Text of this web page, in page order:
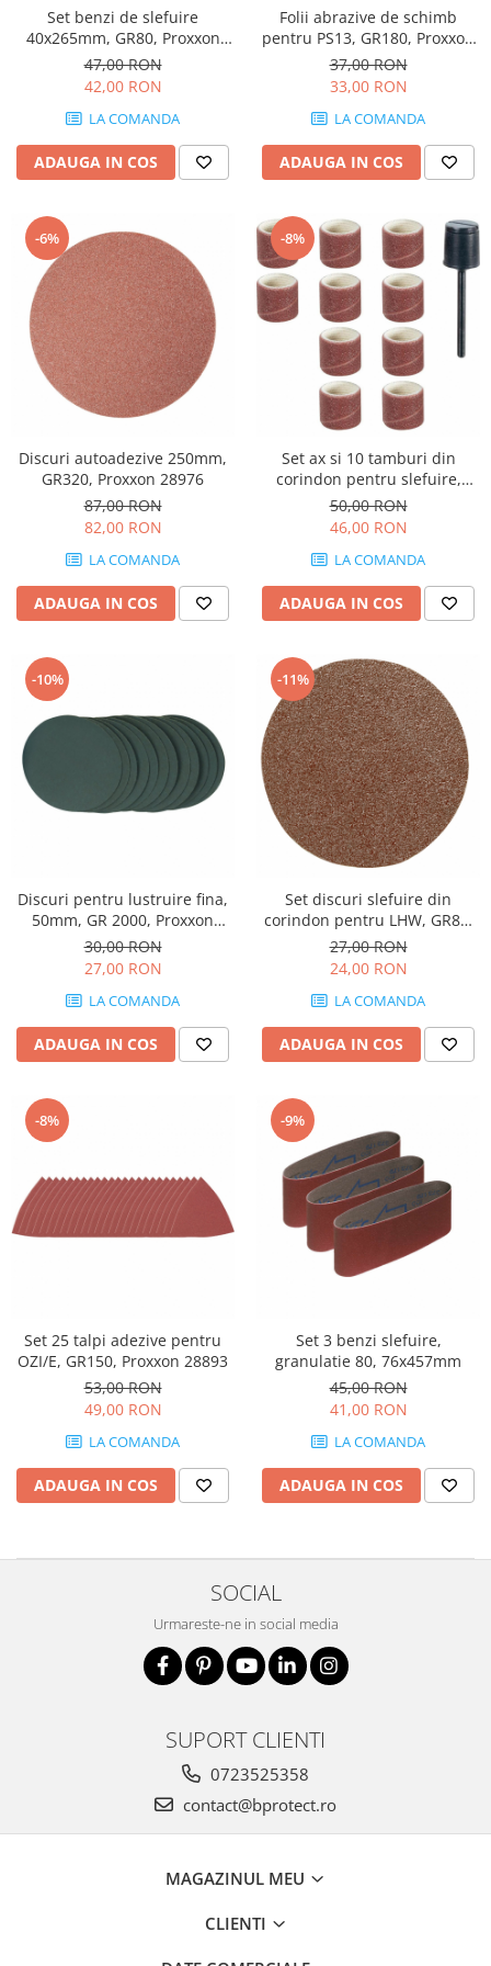
Veste
îmbrăcăminte pentru damă
Rezistent la flacăra
Vizibilitate înalta hi-vis
îmbrăcăminte asistente/doctori
îmbrăcăminte bucătari
înaltă vizibilitate hi-vis
Combinezoane
Hanorace
Jachete
Pantaloni
Pantaloni scurti
Salopetă cu pieptar
Veste
Set benzi de slefuire
40x265mm, GR80, Proxxon
28922
47,00 RON
42,00 RON
LA COMANDA
ADAUGA IN COS
Folii abrazive de schimb
pentru PS13, GR180, Proxxon
28822
37,00 RON
33,00 RON
LA COMANDA
ADAUGA IN COS
-6%
Discuri autoadezive 250mm,
GR320, Proxxon 28976
87,00 RON
82,00 RON
LA COMANDA
ADAUGA IN COS
-8%
Set ax si 10 tamburi din
corindon pentru slefuire,
14mm, GR120, Proxxon 28978
50,00 RON
46,00 RON
LA COMANDA
ADAUGA IN COS
-10%
Discuri pentru lustruire fina,
50mm, GR 2000, Proxxon
28670
30,00 RON
27,00 RON
LA COMANDA
ADAUGA IN COS
-11%
Set discuri slefuire din
corindon pentru LHW, GR80,
Proxxon 28549
27,00 RON
24,00 RON
LA COMANDA
ADAUGA IN COS
-8%
Set 25 talpi adezive pentru
OZI/E, GR150, Proxxon 28893
53,00 RON
49,00 RON
LA COMANDA
ADAUGA IN COS
-9%
Set 3 benzi slefuire,
granulatie 80, 76x457mm
45,00 RON
41,00 RON
LA COMANDA
ADAUGA IN COS
SOCIAL
Urmareste-ne in social media
SUPORT CLIENTI
0723525358
contact@bprotect.ro
MAGAZINUL MEU
CLIENTI